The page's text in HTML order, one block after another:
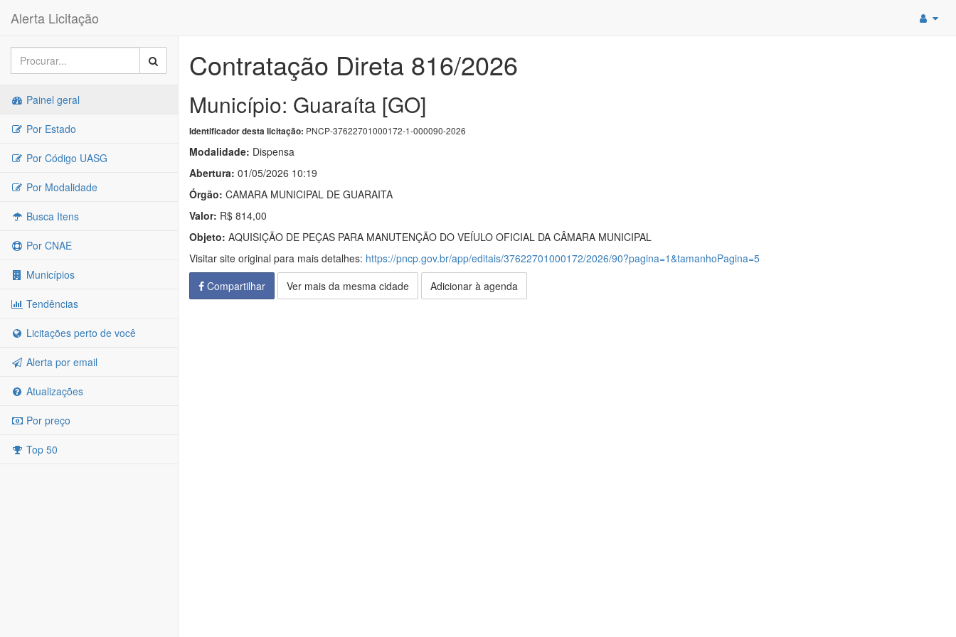
Alerta Licitação
Painel geral
Por Estado
Por Código UASG
Por Modalidade
Busca Itens
Por CNAE
Municípios
Tendências
Licitações perto de você
Alerta por email
Atualizações
Por preço
Top 50
Contratação Direta 816/2026
Município: Guaraíta [GO]
Identificador desta licitação: PNCP-37622701000172-1-000090-2026
Modalidade: Dispensa
Abertura: 01/05/2026 10:19
Órgão: CAMARA MUNICIPAL DE GUARAITA
Valor: R$ 814,00
Objeto: AQUISIÇÃO DE PEÇAS PARA MANUTENÇÃO DO VEÍULO OFICIAL DA CÂMARA MUNICIPAL
Visitar site original para mais detalhes: https://pncp.gov.br/app/editais/37622701000172/2026/90?pagina=1&tamanhoPagina=5
Compartilhar
Ver mais da mesma cidade Adicionar à agenda